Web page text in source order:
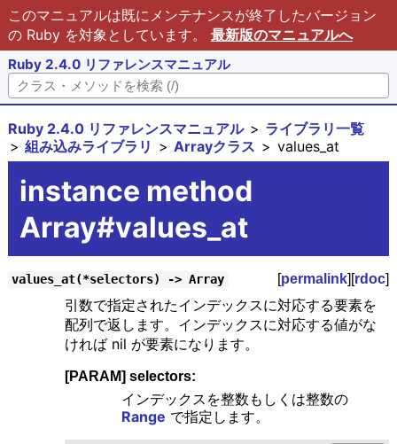
このマニュアルは既にメンテナンスが終了したバージョン
の Ruby を対象としています。 最新版のマニュアルへ
Ruby 2.4.0 リファレンスマニュアル
Ruby 2.4.0 リファレンスマニュアル
ライブラリ一覧
組み込みライブラリ
Arrayクラス values_at
instance method
Array#values_at
values_at(*selectors) -> Array [permalink][rdoc]
引数で指定されたインデックスに対応する要素を
配列で返します。インデックスに対応する値がな
ければ nil が要素になります。
[PARAM] selectors:
インデックスを整数もしくは整数の
Range で指定します。